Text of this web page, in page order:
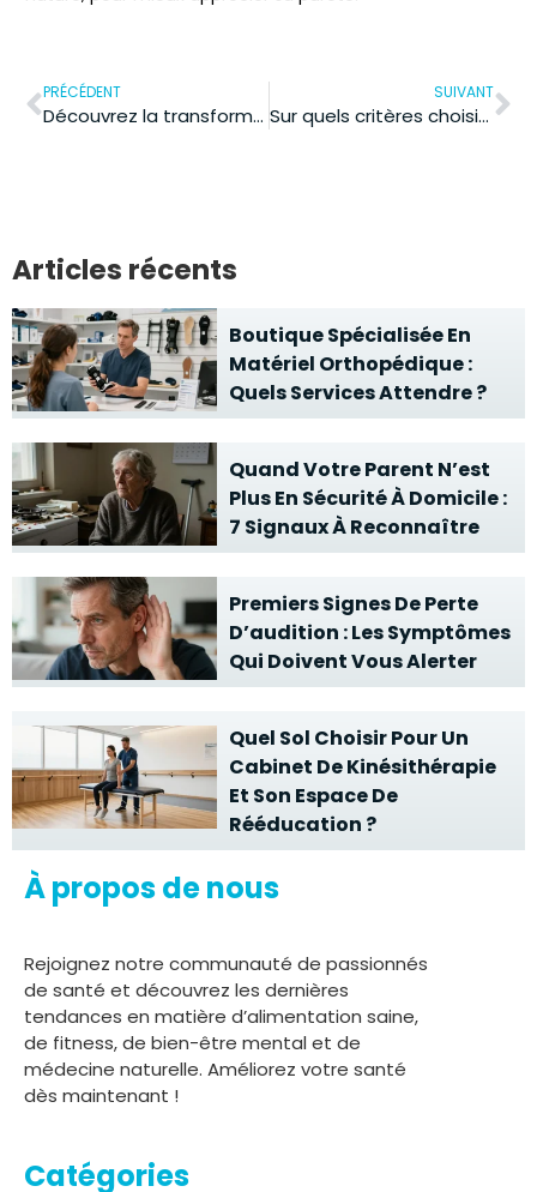
PRÉCÉDENT
Découvrez la transformation étonnante avant après grâce à la percutafeine !
SUIVANT
Sur quels critères choisir son médecin esthétique ?
Articles récents
Boutique Spécialisée En
Matériel Orthopédique :
Quels Services Attendre ?
Quand Votre Parent N’est
Plus En Sécurité À Domicile :
7 Signaux À Reconnaître
Premiers Signes De Perte
D’audition : Les Symptômes
Qui Doivent Vous Alerter
Quel Sol Choisir Pour Un
Cabinet De Kinésithérapie
Et Son Espace De
Rééducation ?
À propos de nous
Rejoignez notre communauté de passionnés
de santé et découvrez les dernières
tendances en matière d’alimentation saine,
de fitness, de bien-être mental et de
médecine naturelle. Améliorez votre santé
dès maintenant !
Catégories